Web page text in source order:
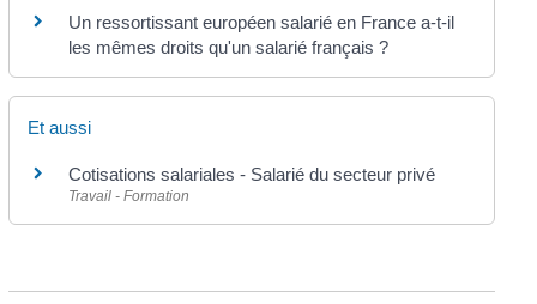
Un ressortissant européen salarié en France a-t-il
les mêmes droits qu'un salarié français ?
Et aussi
Cotisations salariales - Salarié du secteur privé
Travail - Formation